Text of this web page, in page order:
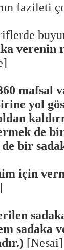
fazileti
verenin
mafsal
yol
de
bir
için
sadaka
[Nesai]